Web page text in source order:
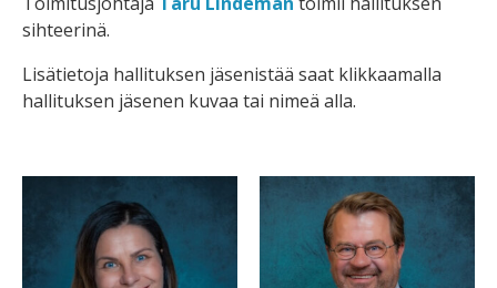
sihteerinä.
Lisätietoja hallituksen jäsenistää saat klikkaamalla
hallituksen jäsenen kuvaa tai nimeä alla.